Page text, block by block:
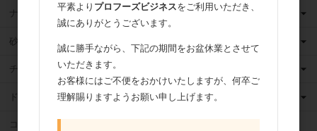
ナッツ
砂糖
チョコレート
ドライフルーツ
ココア
平素より プロフーズビジネスをご利用いただき、
誠にありがとうございます。
誠に勝手ながら、下記の期間をお盆休業とさせて
いただきます。
お客様にはご不便をおかけいたしますが、何卒ご
理解賜りますようお願い申し上げます。